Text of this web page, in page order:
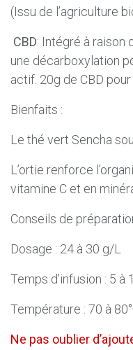
(Issu de l’agriculture
CBD: Intégré à raison
une décarboxylation
actif. 20g de CBD
Bienfaits :
Le thé vert Sencha
L’ortie renforce
vitamine C et en
Conseils de
Dosage : 24 à 30 g/L
Temps d'infusion : 5 à
Température : 70 à
Ne pas oublier